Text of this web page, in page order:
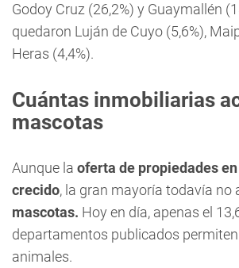
Godoy Cruz (26,2%) y Guaymallén
quedaron Luján de Cuyo (5,6%),
Heras (4,4%).
Cuántas inmobiliarias
mascotas
Aunque la oferta de propiedades
crecido, la gran mayoría todavía no
mascotas. Hoy en día, apenas el
departamentos publicados
animales.